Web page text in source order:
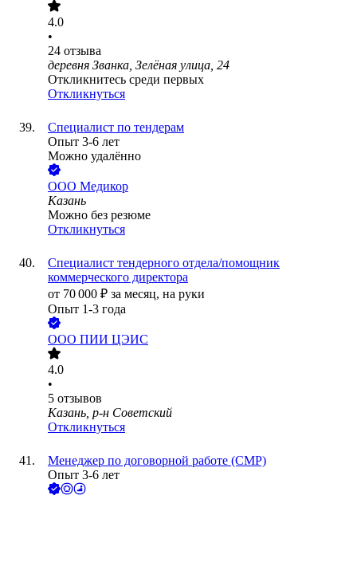
4.0
•
24 отзыва
деревня Званка, Зелёная улица, 24
Откликнитесь среди первых
Откликнуться
Специалист по тендерам
Опыт 3-6 лет
Можно удалённо
ООО Медикор
Казань
Можно без резюме
Откликнуться
Специалист тендерного отдела/помощник
коммерческого директора
от 70 000 ₽ за месяц, на руки
Опыт 1-3 года
ООО ПИИ ЦЭИС
4.0
•
5 отзывов
Казань, р-н Советский
Откликнуться
Менеджер по договорной работе (СМР)
Опыт 3-6 лет